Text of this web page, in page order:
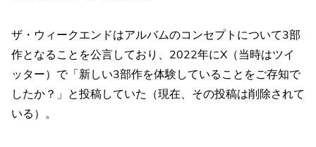
ザ・ウィークエンドはアルバムのコンセプトについて3部
作となることを公言しており、2022年にX（当時はツイ
ッター）で「新しい3部作を体験していることをご存知で
したか？」と投稿していた（現在、その投稿は削除されて
いる）。